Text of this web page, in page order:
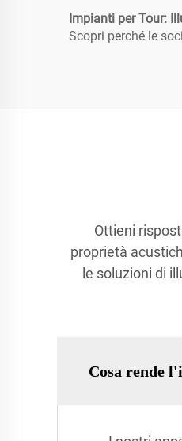
Impianti per Tour:
Scopri perché le
Ottieni
proprietà
le soluzioni di
Cosa rende